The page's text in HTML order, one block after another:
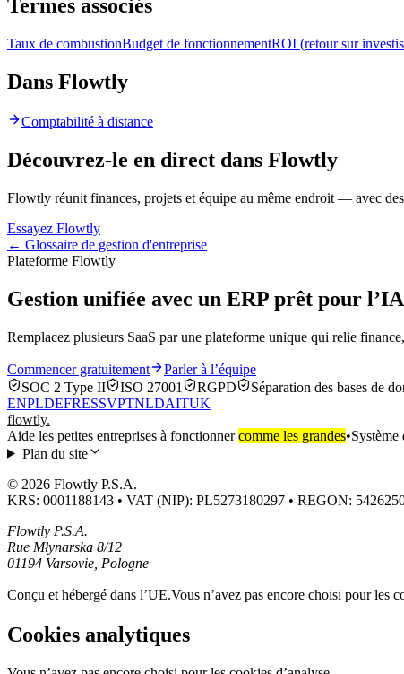
Termes associés
Taux de combustionBudget de fonctionnementROI (retour sur
Dans Flowtly
Comptabilité à distance
Découvrez-le en direct dans Flowtly
Flowtly réunit finances, projets et équipe au même endroit — avec
Essayez Flowtly
← Glossaire de gestion d'entreprise
Plateforme Flowtly
Gestion unifiée avec un ERP prêt pour
Remplacez plusieurs SaaS par une plateforme unique qui relie
Commencer gratuitement
Parler à l’équipe
SOC 2 Type II
ISO 27001 RGPD Séparation des bases de
ENPLDEFRESSVPTNLDAITUK
flowtly.
Aide les petites entreprises à fonctionnercomme les grandes•Système
Plan du site
© 2026 Flowtly P.S.A.
KRS: 0001188143 • VAT (NIP): PL5273180297 • REGON:
Flowtly P.S.A.
Rue Młynarska 8/12
01194 Varsovie, Pologne
Conçu et hébergé dans l’UE.Vous n’avez pas encore choisi pour les
Cookies analytiques